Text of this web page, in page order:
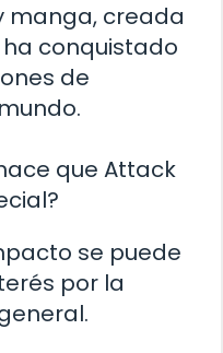
manga, creada
conquistado
de
que Attack
se puede
por la